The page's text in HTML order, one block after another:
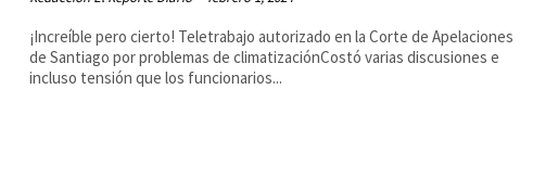
¡Increíble pero cierto! Teletrabajo autorizado en la Corte de Apelaciones
de Santiago por problemas de climatizaciónCostó varias discusiones e
incluso tensión que los funcionarios...